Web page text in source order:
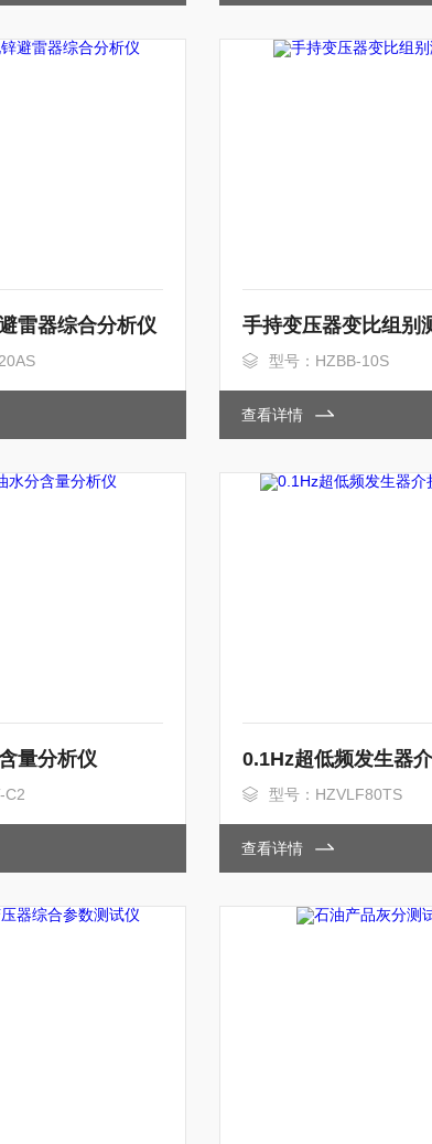
雷器综合分析仪 手持变压器变比组别
型号：HZBB-10S
查看详情
量分析仪
C2 型号：HZVLF80TS
查看详情